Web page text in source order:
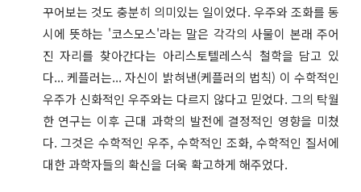
꾸어보는 것도 충분히 의미있는 일이었다. 우주와 조화를 동
시에 뜻하는 '코스모스'라는 말은 각각의 사물이 본래 주어
진 자리를 찾아간다는 아리스토텔레스식 철학을 담고 있
다... 케플러는... 자신이 밝혀낸(케플러의 법칙) 이 수학적인
우주가 신화적인 우주와는 다르지 않다고 믿었다. 그의 탁월
한 연구는 이후 근대 과학의 발전에 결정적인 영향을 미쳤
다. 그것은 수학적인 우주, 수학적인 조화, 수학적인 질서에
대한 과학자들의 확신을 더욱 확고하게 해주었다.